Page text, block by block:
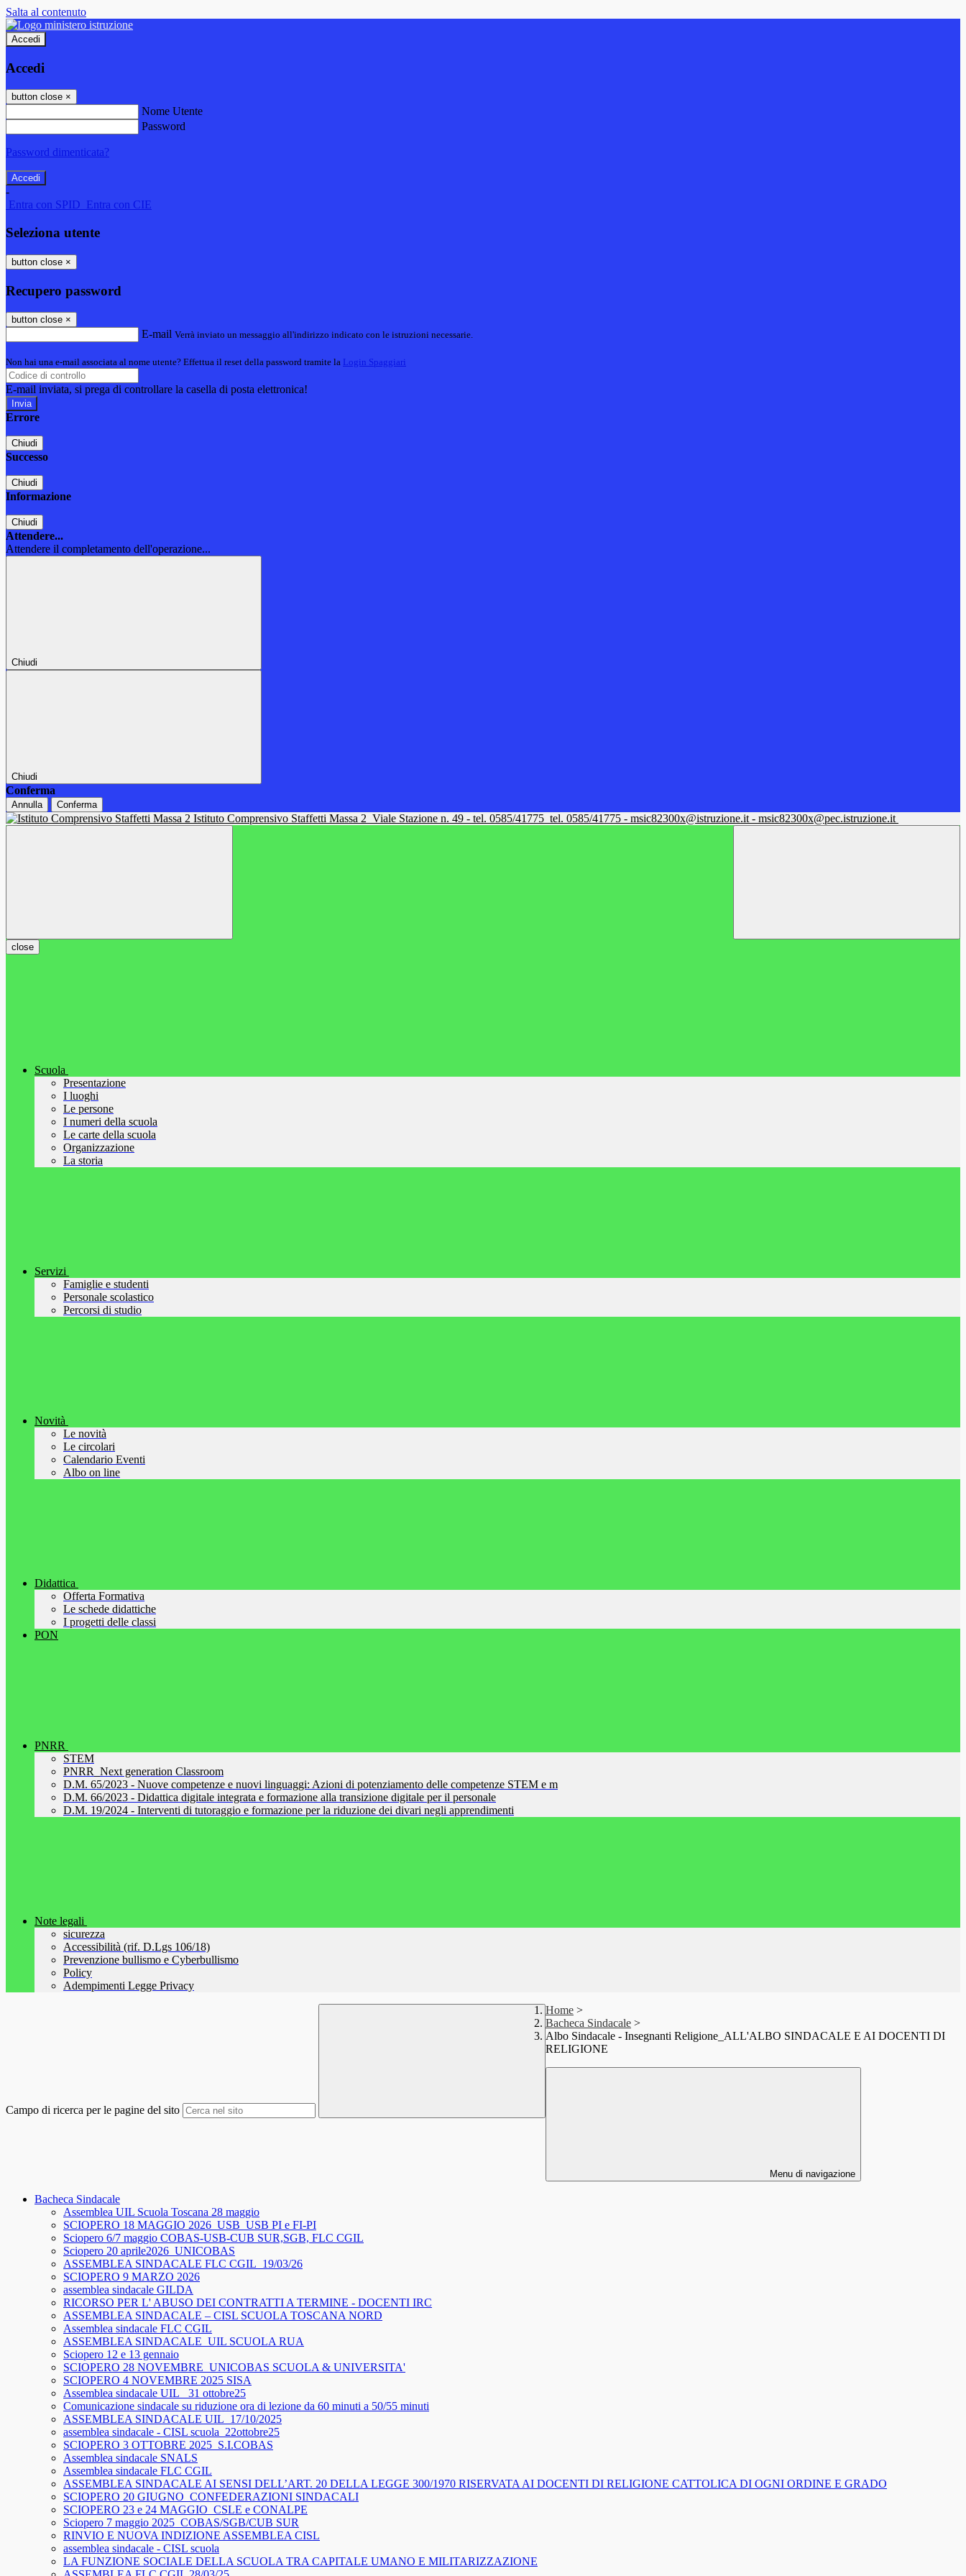
Salta al contenuto
Accedi
Accedi
button close ×
Nome Utente
Password
Password dimenticata?
-
Entra con SPID Entra con CIE
Seleziona utente
button close ×
Recupero password
button close ×
E-mail Verrà inviato un messaggio all'indirizzo indicato con le istruzioni necessarie.
Non hai una e-mail associata al nome utente? Effettua il reset della password tramite la Login Spaggiari
E-mail inviata, si prega di controllare la casella di posta elettronica!
Errore
Chiudi
Successo
Chiudi
Informazione
Chiudi
Attendere...
Attendere il completamento dell'operazione...
Chiudi
Chiudi
Conferma
Annulla Conferma
Istituto Comprensivo Staffetti Massa 2 Viale Stazione n. 49 - tel. 0585/41775 tel. 0585/41775 - msic82300x@istruzione.it - msic82300x@pec.istruzione.it
close
Scuola
Presentazione
I luoghi
Le persone
I numeri della scuola
Le carte della scuola
Organizzazione
La storia
Servizi
Famiglie e studenti
Personale scolastico
Percorsi di studio
Novità
Le novità
Le circolari
Calendario Eventi
Albo on line
Didattica
Offerta Formativa
Le schede didattiche
I progetti delle classi
PON
PNRR
STEM
PNRR_Next generation Classroom
D.M. 65/2023 - Nuove competenze e nuovi linguaggi: Azioni di potenziamento delle competenze STEM e m
D.M. 66/2023 - Didattica digitale integrata e formazione alla transizione digitale per il personale
D.M. 19/2024 - Interventi di tutoraggio e formazione per la riduzione dei divari negli apprendimenti
Note legali
sicurezza
Accessibilità (rif. D.Lgs 106/18)
Prevenzione bullismo e Cyberbullismo
Policy
Adempimenti Legge Privacy
Campo di ricerca per le pagine del sito
Home >
Bacheca Sindacale >
Albo Sindacale - Insegnanti Religione_ALL'ALBO SINDACALE E AI DOCENTI DI
RELIGIONE
Menu di navigazione
Bacheca Sindacale
Assemblea UIL Scuola Toscana 28 maggio
SCIOPERO 18 MAGGIO 2026_USB_USB PI e FI-PI
Sciopero 6/7 maggio COBAS-USB-CUB SUR,SGB, FLC CGIL
Sciopero 20 aprile2026_UNICOBAS
ASSEMBLEA SINDACALE FLC CGIL_19/03/26
SCIOPERO 9 MARZO 2026
assemblea sindacale GILDA
RICORSO PER L' ABUSO DEI CONTRATTI A TERMINE - DOCENTI IRC
ASSEMBLEA SINDACALE – CISL SCUOLA TOSCANA NORD
Assemblea sindacale FLC CGIL
ASSEMBLEA SINDACALE_UIL SCUOLA RUA
Sciopero 12 e 13 gennaio
SCIOPERO 28 NOVEMBRE_UNICOBAS SCUOLA & UNIVERSITA'
SCIOPERO 4 NOVEMBRE 2025 SISA
Assemblea sindacale UIL_ 31 ottobre25
Comunicazione sindacale su riduzione ora di lezione da 60 minuti a 50/55 minuti
ASSEMBLEA SINDACALE UIL_17/10/2025
assemblea sindacale - CISL scuola_22ottobre25
SCIOPERO 3 OTTOBRE 2025_S.I.COBAS
Assemblea sindacale SNALS
Assemblea sindacale FLC CGIL
ASSEMBLEA SINDACALE AI SENSI DELL’ART. 20 DELLA LEGGE 300/1970 RISERVATA AI DOCENTI DI RELIGIONE CATTOLICA DI OGNI ORDINE E GRADO
SCIOPERO 20 GIUGNO_CONFEDERAZIONI SINDACALI
SCIOPERO 23 e 24 MAGGIO_CSLE e CONALPE
Sciopero 7 maggio 2025_COBAS/SGB/CUB SUR
RINVIO E NUOVA INDIZIONE ASSEMBLEA CISL
assemblea sindacale - CISL scuola
LA FUNZIONE SOCIALE DELLA SCUOLA TRA CAPITALE UMANO E MILITARIZZAZIONE